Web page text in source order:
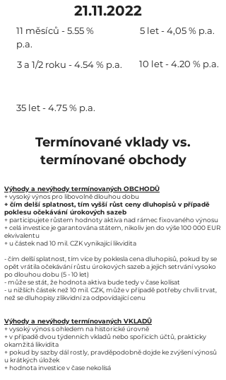
21.11.2022
11 měsíců - 5.55 %
p.a.
5 let - 4,05 % p.a.
3 a 1/2 roku - 4.54 % p.a. 10 let - 4.20 % p.a.
35 let - 4.75 % p.a.
Termínované vklady vs.
termínované obchody
Výhody a nevýhody termínovaných OBCHODŮ
+ vysoký výnos pro libovolně dlouhou dobu
+ čím delší splatnost, tím vyšší růst ceny dluhopisů v případě
poklesu očekávání úrokových sazeb
+ participujete růstem hodnoty aktiva nad rámec fixovaného výnosu
+ celá investice je garantována státem, nikoliv jen do výše 100 000 EUR
ekvivalentu
+ u částek nad 10 mil. CZK vynikající likvidita
- čím delší splatnost, tím více by poklesla cena dluhopisů, pokud by se
opět vrátila očekávání růstu úrokových sazeb a jejich setrvání vysoko
po dlouhou dobu (5 - 10 let)
- může se stát, že hodnota aktiva bude tedy v čase kolísat
- u nižších částek než 10 mil. CZK, může v případě potřeby chvíli trvat,
než se dluhopisy zlikvidní za odpovídající cenu
Výhody a nevýhody termínovaných VKLADŮ
+ vysoký výnos s ohledem na historické úrovně
+ v případě dvou týdenních vkladů nebo spořicích účtů, prakticky
okamžitá likvidita
+ pokud by sazby dál rostly, pravděpodobně dojde ke zvýšení výnosů
u krátkých úložek
+ hodnota investice v čase nekolísá